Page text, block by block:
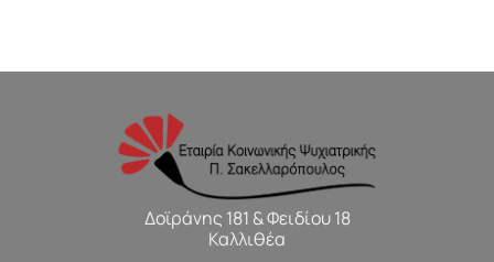
Δοϊράνης 181 & Φειδίου 18
Καλλιθέα